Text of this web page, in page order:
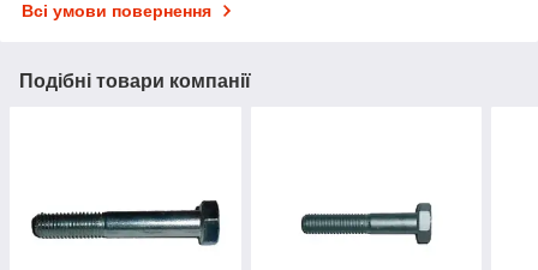
Всі умови повернення
Подібні товари компанії